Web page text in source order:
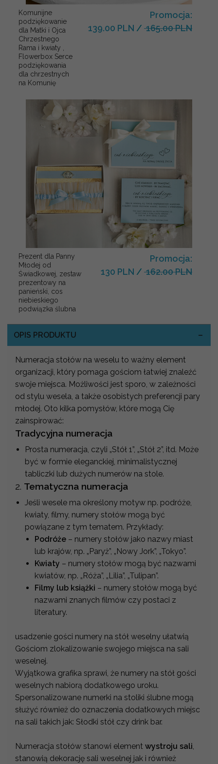
Komunijne
podziękowanie
dla Matki i Ojca
Chrzestnego
Rama i kwiaty ,
Flowerbox Serce
podziękowania
dla chrzestnych
na Komunię
Promocja:
139.00 PLN / 165.00 PLN
Prezent dla Panny
Młodej od
Świadkowej, zestaw
prezentowy na
panieński, cos
niebieskiego
podwiązka ślubna
Promocja:
130 PLN / 162.00 PLN
OPIS PRODUKTU
Numeracja stołów na weselu to ważny element
organizacji, który pomaga gościom łatwiej znaleźć
swoje miejsca. Możliwości jest sporo, w zależności
od stylu wesela, a także osobistych preferencji pary
młodej. Oto kilka pomysłów, które mogą Cię
zainspirować:
Tradycyjna numeracja
Prosta numeracja, czyli „Stół 1”, „Stół 2”, itd. Może
być w formie eleganckiej, minimalistycznej
tabliczki lub dużych numerów na stole.
2. Tematyczna numeracja
Jeśli wesele ma określony motyw np. podróże,
kwiaty, filmy, numery stołów mogą być
powiązane z tym tematem. Przykłady:
Podróże – numery stołów jako nazwy miast
lub krajów, np. „Paryż”, „Nowy Jork”, „Tokyo”.
Kwiaty – numery stołów mogą być nazwami
kwiatów, np. „Róża”, „Lilia”, „Tulipan”.
Filmy lub książki – numery stołów mogą być
nazwami znanych filmów czy postaci z
literatury.
usadzenie gości numery na stół weselny ułatwią
Gościom zlokalizowanie swojego miejsca na sali
weselnej.
Wyjątkowa grafika sprawi, że numery na stół gości
weselnych nabiorą dodatkowego uroku.
Spersonalizowane numerki na stoliki ślubne mogą
służyć również do oznaczenia dodatkowych miejsc
na sali takich jak: Słodki stół czy drink bar.
Numeracja stołów stanowi element wystroju sali,
stanowią dekorację sali weselnej jak i również